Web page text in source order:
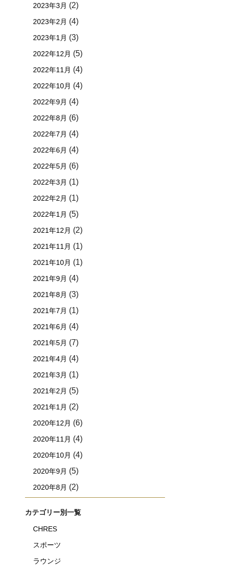
2023年3月 (2)
2023年2月 (4)
2023年1月 (3)
2022年12月 (5)
2022年11月 (4)
2022年10月 (4)
2022年9月 (4)
2022年8月 (6)
2022年7月 (4)
2022年6月 (4)
2022年5月 (6)
2022年3月 (1)
2022年2月 (1)
2022年1月 (5)
2021年12月 (2)
2021年11月 (1)
2021年10月 (1)
2021年9月 (4)
2021年8月 (3)
2021年7月 (1)
2021年6月 (4)
2021年5月 (7)
2021年4月 (4)
2021年3月 (1)
2021年2月 (5)
2021年1月 (2)
2020年12月 (6)
2020年11月 (4)
2020年10月 (4)
2020年9月 (5)
2020年8月 (2)
カテゴリー別一覧
CHRES
スポーツ
ラウンジ